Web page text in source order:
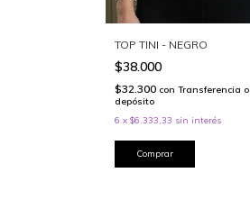
TOP TINI - NEGRO
$38.000
$32.300 con Transferencia o
depósito
6 x $6.333,33 sin interés
Comprar